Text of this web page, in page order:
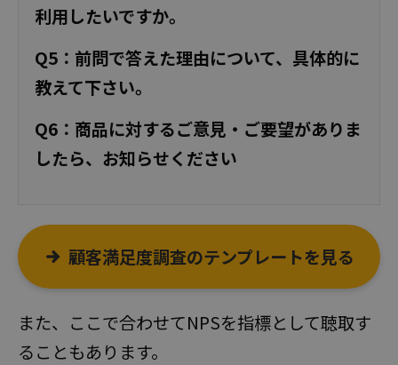
利用したいですか。
Q5：前問で答えた理由について、具体的に
教えて下さい。
Q6：商品に対するご意見・ご要望がありま
したら、お知らせください
顧客満足度調査のテンプレートを見る
また、ここで合わせてNPSを指標として聴取す
ることもあります。